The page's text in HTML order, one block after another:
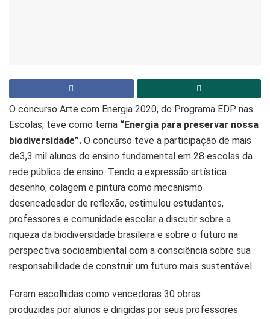
O concurso Arte com Energia 2020, do Programa EDP nas
Escolas, teve como tema “Energia para preservar nossa
biodiversidade”. O concurso teve a participação de mais
de3,3 mil alunos do ensino fundamental em 28 escolas da
rede pública de ensino. Tendo a expressão artística
desenho, colagem e pintura como mecanismo
desencadeador de reflexão, estimulou estudantes,
professores e comunidade escolar a discutir sobre a
riqueza da biodiversidade brasileira e sobre o futuro na
perspectiva socioambiental com a consciência sobre sua
responsabilidade de construir um futuro mais sustentável.
Foram escolhidas como vencedoras 30 obras
produzidas por alunos e dirigidas por seus professores